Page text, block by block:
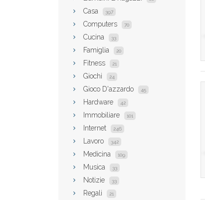
Casa 397
Computers 70
Cucina 33
Famiglia 20
Fitness 21
Giochi 24
Gioco D'azzardo 45
Hardware 42
Immobiliare 101
Internet 246
Lavoro 342
Medicina 109
Musica 33
Notizie 33
Regali 21